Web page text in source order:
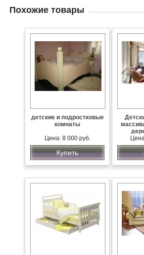
Похожие товары
детские и подростковые
комнаты
Цена: 8 000 руб.
Купить